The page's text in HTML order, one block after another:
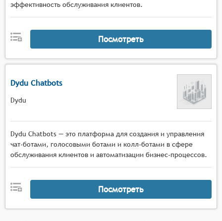
эффективность обслуживания клиентов.
Посмотреть
Dydu Chatbots
Dydu
Dydu Chatbots — это платформа для создания и управления
чат-ботами, голосовыми ботами и колл-ботами в сфере
обслуживания клиентов и автоматизации бизнес-процессов.
Посмотреть